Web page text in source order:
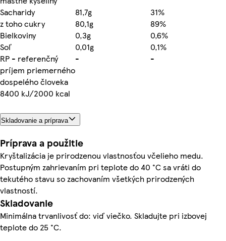
Sacharidy
81,7g
31%
z toho cukry
80,1g
89%
Bielkoviny
0,3g
0,6%
Soľ
0,01g
0,1%
RP - referenčný
príjem priemerného
dospelého človeka
8400 kJ/2000 kcal
- -
Skladovanie a príprava
Príprava a použitie
Kryštalizácia je prirodzenou vlastnosťou včelieho medu.
Postupným zahrievaním pri teplote do 40 °C sa vráti do
tekutého stavu so zachovaním všetkých prirodzených
vlastností.
Skladovanie
Minimálna trvanlivosť do: viď viečko. Skladujte pri izbovej
teplote do 25 °C.